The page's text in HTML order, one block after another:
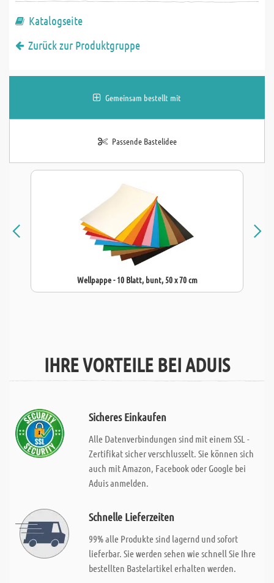
Katalogseite
Zurück zur Produktgruppe
Gemeinsam bestellt mit
Passende Bastelidee
Wellpappe - 10 Blatt, bunt, 50 x 70 cm
IHRE VORTEILE BEI ADUIS
Sicheres Einkaufen
Alle Datenverbindungen sind mit einem SSL -
Zertifikat sicher verschlusselt. Sie können sich
auch mit Amazon, Facebook oder Google bei
Aduis anmelden.
Schnelle Lieferzeiten
99% alle Produkte sind lagernd und sofort
lieferbar. Sie werden sehen wie schnell Sie Ihre
bestellten Bastelartikel erhalten werden.